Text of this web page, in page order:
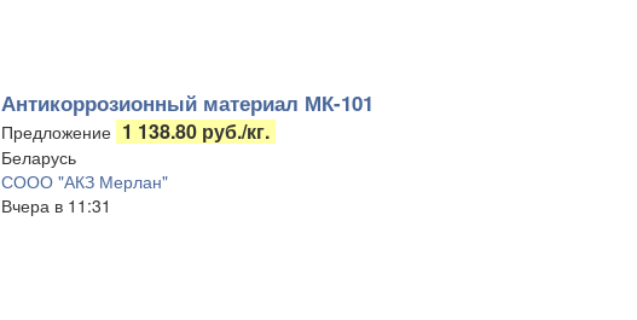
Антикоррозионный материал МК-101
Предложение 1 138.80 руб./кг.
Беларусь
СООО "АКЗ Мерлан"
Вчера в 11:31